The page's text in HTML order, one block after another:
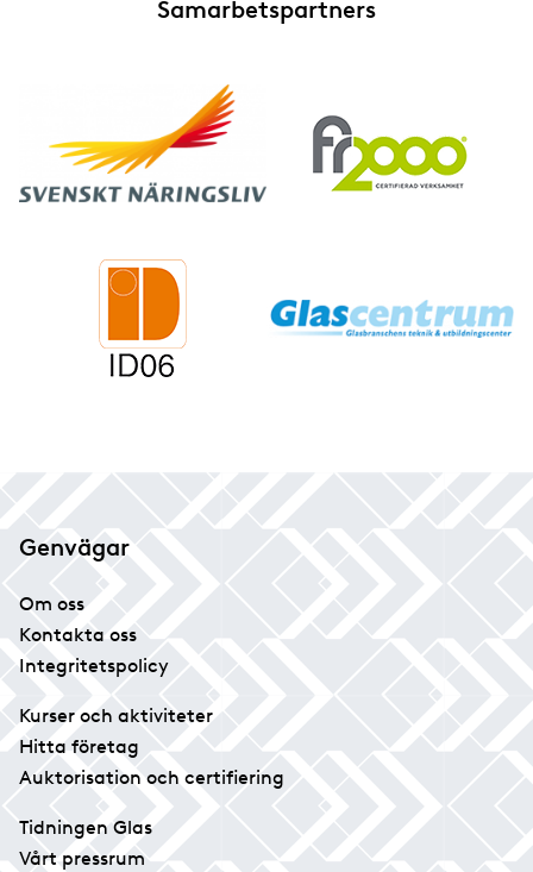
Samarbetspartners
Genvägar
Om oss
Kontakta oss
Integritetspolicy
Kurser och aktiviteter
Hitta företag
Auktorisation och certifiering
Tidningen Glas
Vårt pressrum